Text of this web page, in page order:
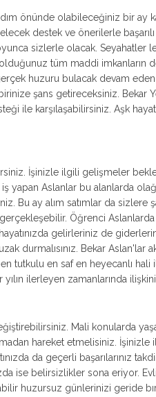
önünde olabileceğiniz bir ay
destek ve önerilerle
sizlerle olacak.
tüm maddi imkanların
huzuru bulacak devam
şans getireceksiniz. Bekar
ile karşılaşabilirsiniz. Aşk
İşinizle ilgili gelişmeler
yapan Aslanlar bu alanlarda
Bu ay alım satımlar da
Öğrenci Aslanlarda
gelirleriniz de
durmalısınız. Bekar Aslan'lar
tutkulu en saf en heyecanlı
ilerleyen zamanlarında
Mali konularda
hareket etmelisiniz. İşinizle
da geçerli başarılarınız
ise belirsizlikler sona eriyor.
huzursuz günlerinizi geride